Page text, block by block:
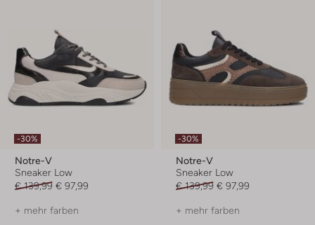
-30%
Notre-V
Sneaker Low
€ 139,99 € 97,99
+ mehr farben
-30%
Notre-V
Sneaker Low
€ 139,99 € 97,99
+ mehr farben